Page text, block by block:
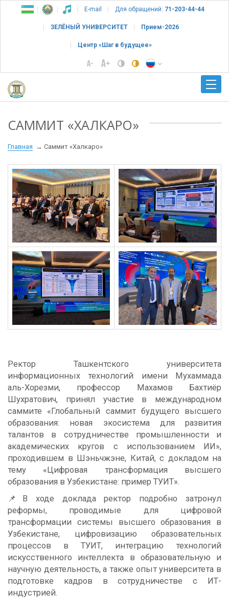
E-mail Для обращений: 71-203-44-44
ЗЕЛЁНЫЙ УНИВЕРСИТЕТ Прием-2026
Центр «Шаг в будущее»
САММИТ «ХАЛКАРО»
Главная Саммит «Халкаро»
Ректор Ташкентского университета
информационных технологий имени Мухаммада
аль-Хорезми, профессор Махамов Бахтиёр
Шухратович, принял участие в международном
саммите «Глобальный саммит будущего высшего
образования: новая экосистема для развития
талантов в сотрудничестве промышленности и
академических кругов с использованием ИИ»,
проходившем в Шэньчжэне, Китай, с докладом на
тему «Цифровая трансформация высшего
образования в Узбекистане: пример ТУИТ».
📌В ходе доклада ректор подробно затронул
реформы, проводимые для цифровой
трансформации системы высшего образования в
Узбекистане, цифровизацию образовательных
процессов в ТУИТ, интеграцию технологий
искусственного интеллекта в образовательную и
научную деятельность, а также опыт университета в
подготовке кадров в сотрудничестве с ИТ-
индустрией.